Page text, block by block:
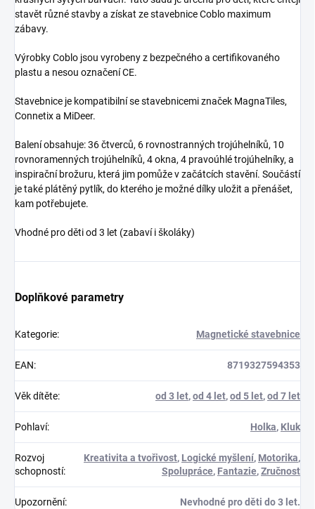
stavět různé stavby a získat ze stavebnice Coblo maximum
zábavy.
Výrobky Coblo jsou vyrobeny z bezpečného a certifikovaného
plastu a nesou označení CE.
Stavebnice je kompatibilní se stavebnicemi značek MagnaTiles,
Connetix a MiDeer.
Balení obsahuje: 36 čtverců, 6 rovnostranných trojúhelníků, 10
rovnoramenných trojúhelníků, 4 okna, 4 pravoúhlé trojúhelníky, a
inspirační brožuru, která jim pomůže v začátcích stavění. Součástí
je také plátěný pytlík, do kterého je možné dílky uložit a přenášet,
kam potřebujete.
Vhodné pro děti od 3 let (zabaví i školáky)
Doplňkové parametry
Kategorie: Magnetické stavebnice
EAN: 8719327594353
Věk dítěte: od 3 let,od 4 let,od 5 let,od 7 let
Pohlaví: Holka, Kluk
Rozvoj
schopností:
Kreativita a tvořivost, Logické myšlení, Motorika,
Spolupráce, Fantazie,Zručnost
Upozornění: Nevhodné pro děti do 3 let.